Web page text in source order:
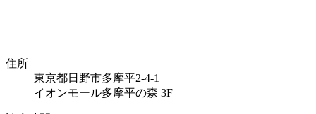
住所
東京都日野市多摩平2-4-1
イオンモール多摩平の森 3F